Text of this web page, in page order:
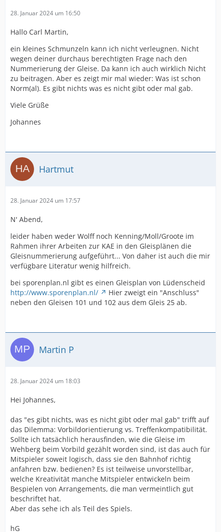
28. Januar 2024 um 16:50
Hallo Carl Martin,
ein kleines Schmunzeln kann ich nicht verleugnen. Nicht
wegen deiner durchaus berechtigten Frage nach den
Nummerierung der Gleise. Da kann ich auch wirklich Nicht
zu beitragen. Aber es zeigt mir mal wieder: Was ist schon
Norm(al). Es gibt nichts was es nicht gibt oder mal gab.
Viele Grüße
Johannes
Hartmut
28. Januar 2024 um 17:57
N' Abend,
leider haben weder Wolff noch Kenning/Moll/Groote im
Rahmen ihrer Arbeiten zur KAE in den Gleisplänen die
Gleisnummerierung aufgeführt... Von daher ist auch die mir
verfügbare Literatur wenig hilfreich.
bei sporenplan.nl gibt es einen Gleisplan von Lüdenscheid
http://www.sporenplan.nl/
Hier zweigt ein "Anschluss"
neben den Gleisen 101 und 102 aus dem Gleis 25 ab.
Martin P
28. Januar 2024 um 18:03
Hei Johannes,
das "es gibt nichts, was es nicht gibt oder mal gab" trifft auf
das Dilemma: Vorbildorientierung vs. Treffenkompatibilität.
Sollte ich tatsächlich herausfinden, wie die Gleise im
Wehberg beim Vorbild gezählt worden sind, ist das auch für
Mitspieler soweit logisch, dass sie den Bahnhof richtig
anfahren bzw. bedienen? Es ist teilweise unvorstellbar,
welche Kreativität manche Mitspieler entwickeln beim
Bespielen von Arrangements, die man vermeintlich gut
beschriftet hat.
Aber das sehe ich als Teil des Spiels.
hG